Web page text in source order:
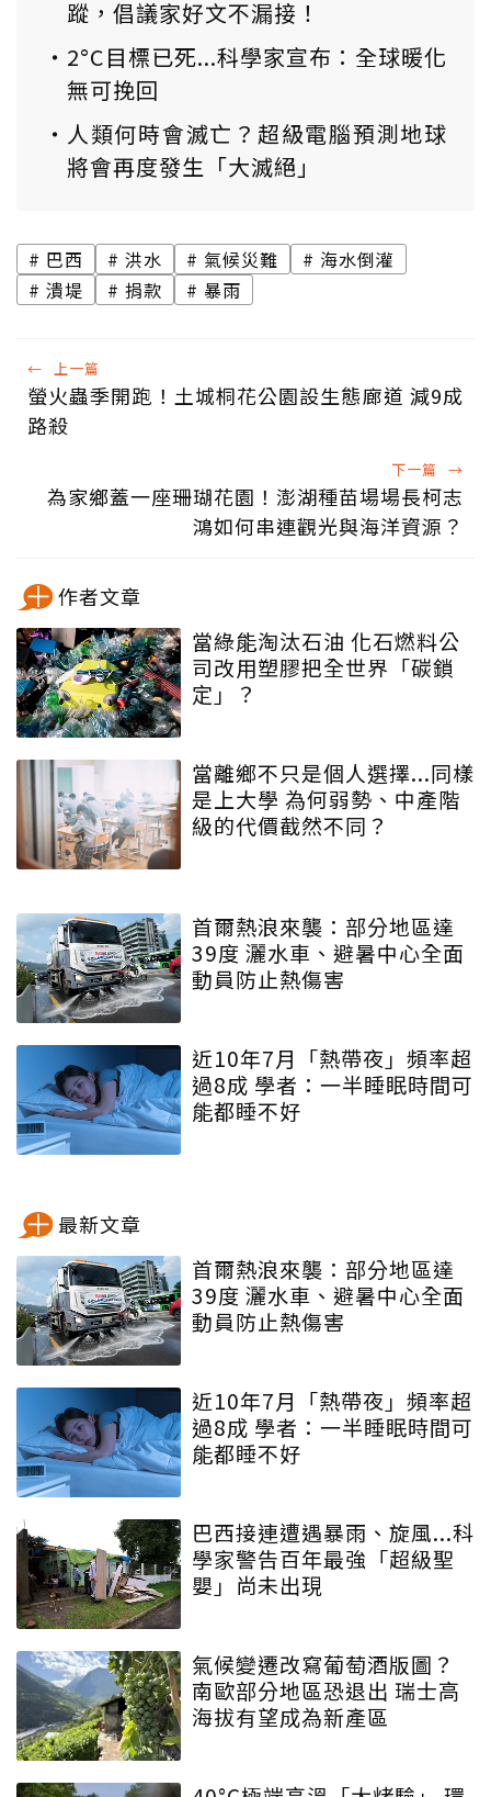
蹤，倡議家好文不漏接！
2°C目標已死...科學家宣布：全球暖化
無可挽回
人類何時會滅亡？超級電腦預測地球
將會再度發生「大滅絕」
巴西 洪水 氣候災難
海水倒灌
潰堤
捐款 暴雨
← 上一篇
螢火蟲季開跑！土城桐花公園設生態廊道 減9成
路殺
下一篇 →
為家鄉蓋一座珊瑚花園！澎湖種苗場場長柯志
鴻如何串連觀光與海洋資源？
作者文章
當綠能淘汰石油 化石燃料公
司改用塑膠把全世界「碳鎖
定」？
當離鄉不只是個人選擇...同樣
是上大學 為何弱勢、中產階
級的代價截然不同？
首爾熱浪來襲：部分地區達
39度 灑水車、避暑中心全面
動員防止熱傷害
近10年7月「熱帶夜」頻率超
過8成 學者：一半睡眠時間可
能都睡不好
最新文章
首爾熱浪來襲：部分地區達
39度 灑水車、避暑中心全面
動員防止熱傷害
近10年7月「熱帶夜」頻率超
過8成 學者：一半睡眠時間可
能都睡不好
巴西接連遭遇暴雨、旋風...科
學家警告百年最強「超級聖
嬰」尚未出現
氣候變遷改寫葡萄酒版圖？
南歐部分地區恐退出 瑞士高
海拔有望成為新產區